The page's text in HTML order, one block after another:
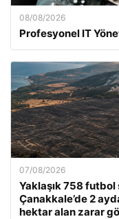
08/08/2026
Profesyonel IT
07/08/2026
Yaklaşık 758
Çanakkale’de 2
hektar alan zarar